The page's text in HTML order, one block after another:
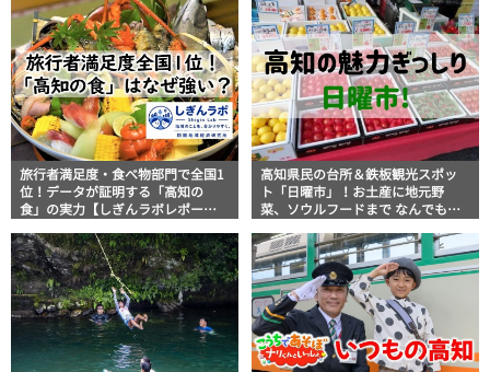
旅行者満足度・食べ物部門で全国1
位！データが証明する「高知の
食」の実力【しぎんラボレポー
高知県民の台所＆鉄板観光スポッ
ト「日曜市」！お土産に地元野
菜、ソウルフードまで なんでもそ
説！